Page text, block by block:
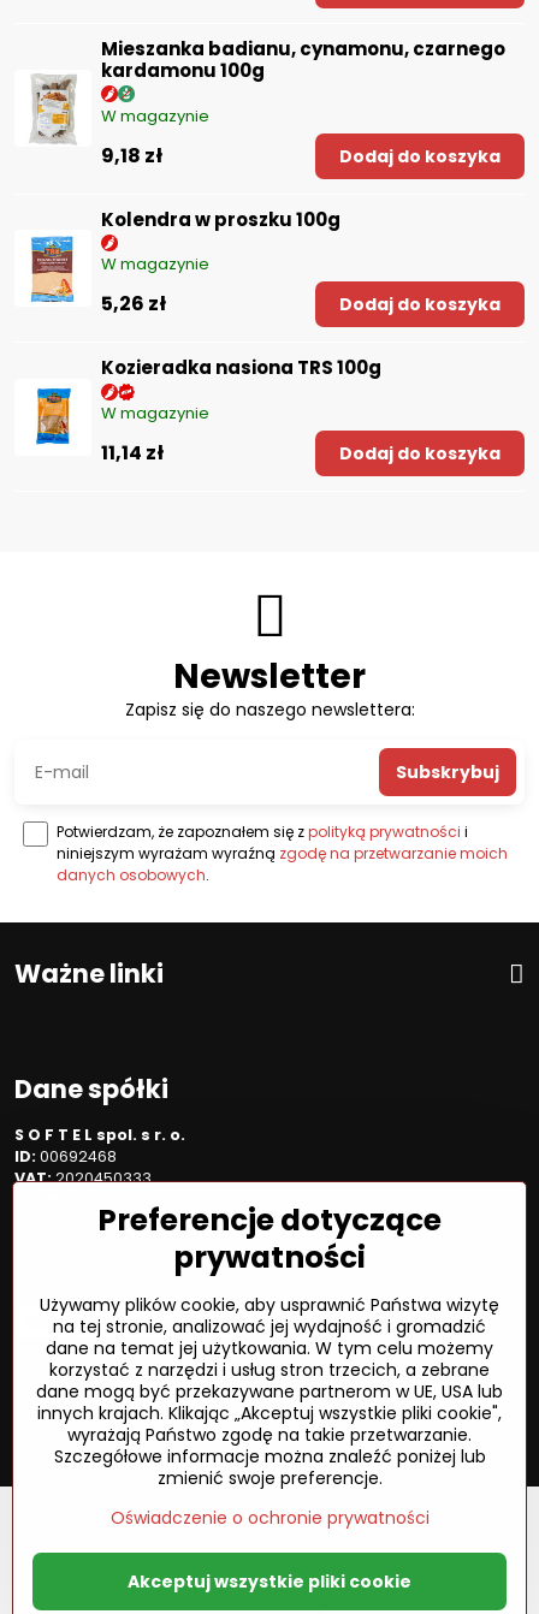
Mieszanka badianu, cynamonu, czarnego
kardamonu 100g
W magazynie
9,18 zł Dodaj do koszyka
Kolendra w proszku 100g
W magazynie
5,26 zł Dodaj do koszyka
Kozieradka nasiona TRS 100g
W magazynie
11,14 zł Dodaj do koszyka
Newsletter
Zapisz się do naszego newslettera:
Subskrybuj
Potwierdzam, że zapoznałem się zpolityką prywatności i
niniejszym wyrażam wyraźną zgodę na przetwarzanie moich
danych osobowych.
Ważne linki
Dane spółki
S O F T E L spol. s r. o.
ID: 00692468
VAT:2020450333
Spółka jest zarejestrowana w OR OS Žilina, sekcja Sro, proszę
Sposób płatności
© 2026Prawa autorskie
Preferencje dotyczące prywatności
Oświadczenie o ochronie prywatnościStatus zamówienia
Preferencje dotyczące
prywatności
Używamy plików cookie, aby usprawnić Państwa wizytę
na tej stronie, analizować jej wydajność i gromadzić
dane na temat jej użytkowania. W tym celu możemy
korzystać z narzędzi i usług stron trzecich, a zebrane
dane mogą być przekazywane partnerom w UE, USA lub
innych krajach. Klikając „Akceptuj wszystkie pliki cookie",
wyrażają Państwo zgodę na takie przetwarzanie.
Szczegółowe informacje można znaleźć poniżej lub
zmienić swoje preferencje.
Oświadczenie o ochronie prywatności
Akceptuj wszystkie pliki cookie